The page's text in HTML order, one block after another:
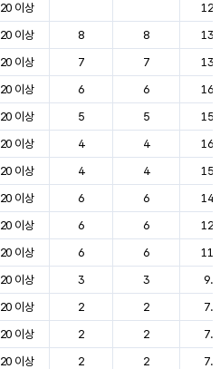
20 이상
20 이상 8 8
20 이상 7 7
20 이상 6 6
20 이상 5 5
20 이상 4 4
20 이상 4 4
20 이상 6 6
20 이상 6 6
20 이상 6 6
20 이상 3 3
9.3
20 이상 2 2
7.5
20 이상 2 2
7.1
20 이상 2 2
7.4